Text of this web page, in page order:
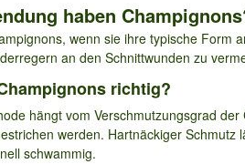
haben
wenn sie ihre typische Form
an den Schnittwunden zu
richtig?
hängt vom Verschmutzungsgrad
werden. Hartnäckiger
schwammig.